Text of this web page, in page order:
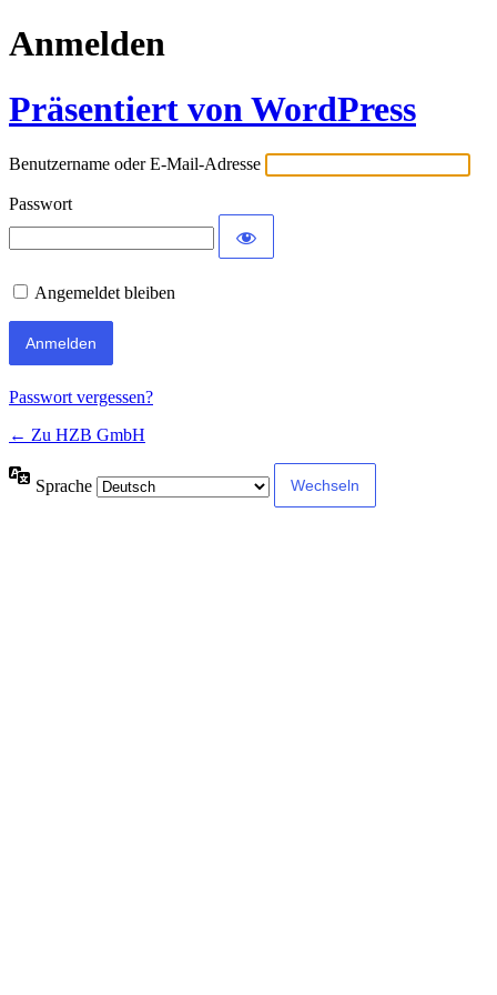
Anmelden
Präsentiert von WordPress
Benutzername oder E-Mail-Adresse
Passwort
Angemeldet bleiben
Passwort vergessen?
← Zu HZB GmbH
Sprache